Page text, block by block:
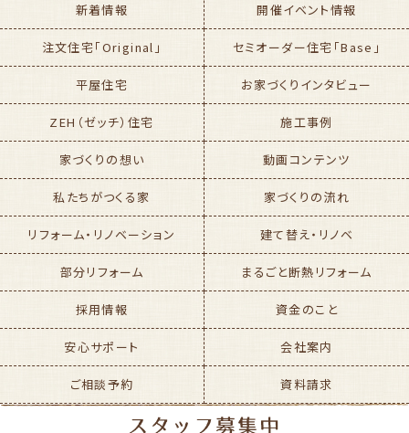
新着情報 開催イベント情報
注文住宅「Original」 セミオーダー住宅「Base」
平屋住宅 お家づくりインタビュー
ZEH（ゼッチ）住宅 施工事例
家づくりの想い 動画コンテンツ
私たちがつくる家 家づくりの流れ
リフォーム・リノベーション 建て替え・リノベ
部分リフォーム まるごと断熱リフォーム
採用情報 資金のこと
安心サポート 会社案内
ご相談予約 資料請求